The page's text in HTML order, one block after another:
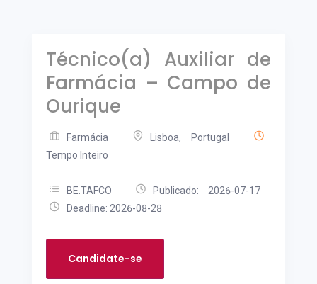
Técnico(a) Auxiliar de
Farmácia – Campo de
Ourique
Farmácia
Lisboa, Portugal
Tempo Inteiro
BE.TAFCO
Publicado: 2026-07-17
Deadline: 2026-08-28
Candidate-se